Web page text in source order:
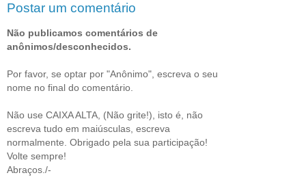
Postar um comentário
Não publicamos comentários de
anônimos/desconhecidos.
Por favor, se optar por "Anônimo", escreva o seu
nome no final do comentário.
Não use CAIXA ALTA, (Não grite!), isto é, não
escreva tudo em maiúsculas, escreva
normalmente. Obrigado pela sua participação!
Volte sempre!
Abraços./-